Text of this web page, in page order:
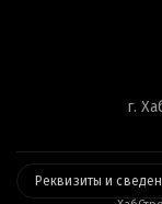
г.
Реквизиты и